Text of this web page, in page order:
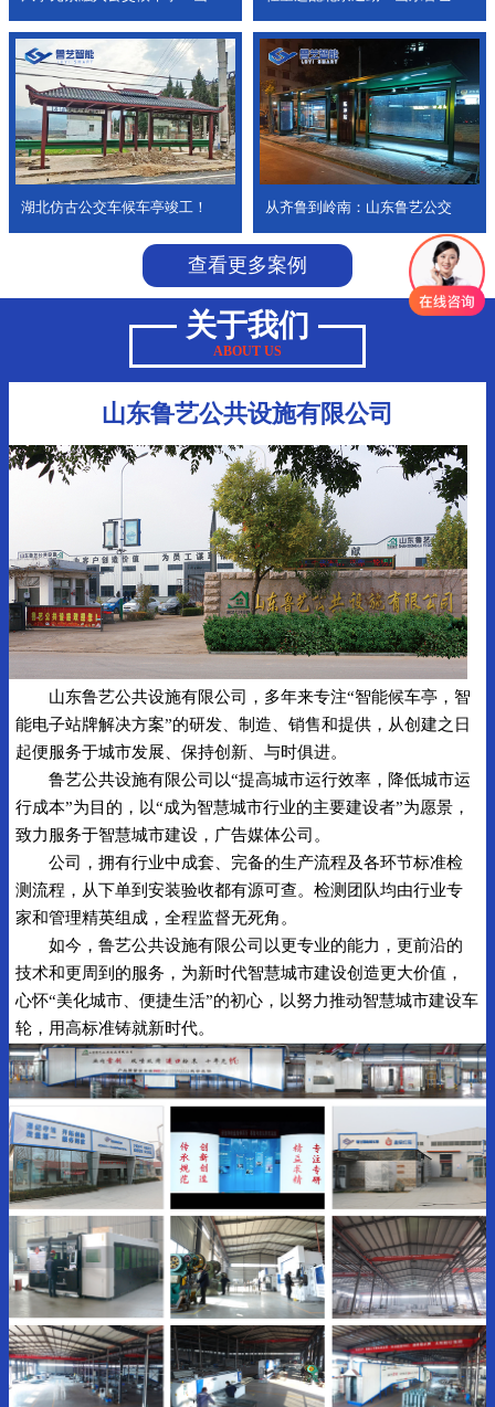
湖北仿古公交车候车亭竣工！ 从齐鲁到岭南：山东鲁艺公交
查看更多案例
关于我们
ABOUT US
山东鲁艺公共设施有限公司
山东鲁艺公共设施有限公司，多年来专注“智能候车亭，智
能电子站牌解决方案”的研发、制造、销售和提供，从创建之日
起便服务于城市发展、保持创新、与时俱进。
鲁艺公共设施有限公司以“提高城市运行效率，降低城市运
行成本”为目的，以“成为智慧城市行业的主要建设者”为愿景，
致力服务于智慧城市建设，广告媒体公司。
公司，拥有行业中成套、完备的生产流程及各环节标准检
测流程，从下单到安装验收都有源可查。检测团队均由行业专
家和管理精英组成，全程监督无死角。
如今，鲁艺公共设施有限公司以更专业的能力，更前沿的
技术和更周到的服务，为新时代智慧城市建设创造更大价值，
心怀“美化城市、便捷生活”的初心，以努力推动智慧城市建设车
轮，用高标准铸就新时代。